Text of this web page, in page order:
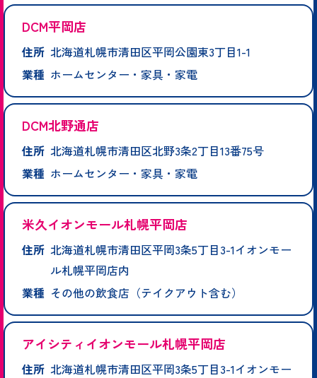
DCM平岡店
住所 北海道札幌市清田区平岡公園東3丁目1-1
業種 ホームセンター・家具・家電
DCM北野通店
住所 北海道札幌市清田区北野3条2丁目13番75号
業種 ホームセンター・家具・家電
米久イオンモール札幌平岡店
住所 北海道札幌市清田区平岡3条5丁目3-1イオンモー
ル札幌平岡店内
業種 その他の飲食店（テイクアウト含む）
アイシティイオンモール札幌平岡店
住所 北海道札幌市清田区平岡3条5丁目3-1イオンモー